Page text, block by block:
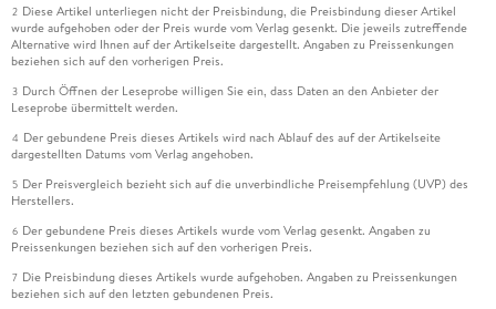
2 Diese Artikel unterliegen nicht der Preisbindung, die Preisbindung dieser Artikel
wurde aufgehoben oder der Preis wurde vom Verlag gesenkt. Die jeweils zutreffende
Alternative wird Ihnen auf der Artikelseite dargestellt. Angaben zu Preissenkungen
beziehen sich auf den vorherigen Preis.
3 Durch Öffnen der Leseprobe willigen Sie ein, dass Daten an den Anbieter der
Leseprobe übermittelt werden.
4 Der gebundene Preis dieses Artikels wird nach Ablauf des auf der Artikelseite
dargestellten Datums vom Verlag angehoben.
5 Der Preisvergleich bezieht sich auf die unverbindliche Preisempfehlung (UVP) des
Herstellers.
6 Der gebundene Preis dieses Artikels wurde vom Verlag gesenkt. Angaben zu
Preissenkungen beziehen sich auf den vorherigen Preis.
7 Die Preisbindung dieses Artikels wurde aufgehoben. Angaben zu Preissenkungen
beziehen sich auf den letzten gebundenen Preis.